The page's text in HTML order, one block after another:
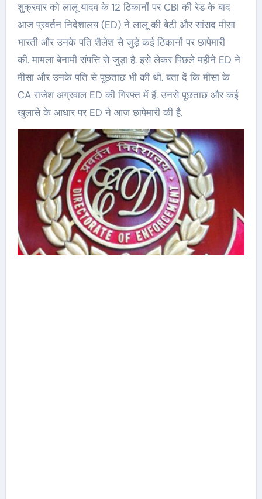
शुक्रवार को लालू यादव के 12 ठिकानों पर CBI की रेड के बाद
आज प्रवर्तन निदेशालय (ED) ने लालू की बेटी और सांसद मीसा
भारती और उनके पति शैलेश से जुड़े कई ठिकानों पर छापेमारी
की. मामला बेनामी संपत्ति से जुड़ा है. इसे लेकर पिछले महीने ED ने
मीसा और उनके पति से पूछताछ भी की थी. बता दें कि मीसा के
CA राजेश अग्रवाल ED की गिरफ्त में हैं. उनसे पूछताछ और कई
खुलासे के आधार पर ED ने आज छापेमारी की है.